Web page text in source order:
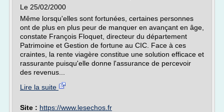
Le 25/02/2000
Même lorsqu'elles sont fortunées, certaines personnes
ont de plus en plus peur de manquer en avançant en âge,
constate François Floquet, directeur du département
Patrimoine et Gestion de fortune au CIC. Face à ces
craintes, la rente viagère constitue une solution efficace et
rassurante puisqu'elle donne l'assurance de percevoir
des revenus...
Lire la suite
Site : https://www.lesechos.fr